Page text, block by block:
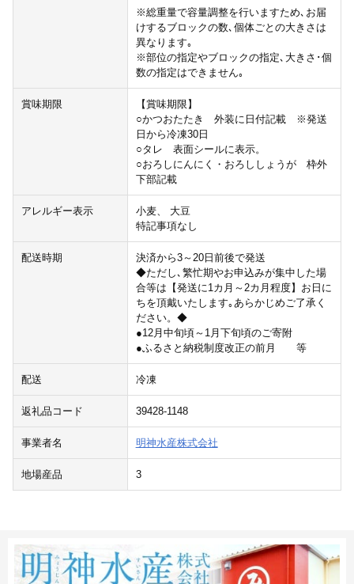
※総重量で容量調整を行いますため､お届
けするブロックの数､個体ごとの大きさは
異なります｡
※部位の指定やブロックの指定､大きさ･個
数の指定はできません｡
賞味期限
【賞味期限】
○かつおたたき 外装に日付記載 ※発送
日から冷凍30日
○タレ 表面シールに表示。
○おろしにんにく・おろししょうが 枠外
下部記載
アレルギー表示
小麦、 大豆
特記事項なし
配送時期
決済から3～20日前後で発送
◆ただし､繁忙期やお申込みが集中した場
合等は【発送に1カ月～2カ月程度】お日に
ちを頂戴いたします｡あらかじめご了承く
ださい。◆
●12月中旬頃～1月下旬頃のご寄附
●ふるさと納税制度改正の前月 等
配送 冷凍
返礼品コード 39428-1148
事業者名 明神水産株式会社
地場産品 3